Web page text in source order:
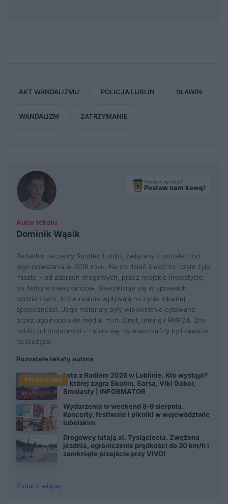
AKT WANDALIZMU POLICJA LUBLIN SŁAWIN
WANDALIZM ZATRZYMANIE
Autor tekstu
Dominik Wąsik
Podobał się tekst?
Postaw nam kawę!
Redaktor naczelny Spotted Lublin, związany z portalem od
jego powstania w 2016 roku. Na co dzień śledzi to, czym żyje
miasto – od zdarzeń drogowych, przez miejskie inwestycje,
po historie mieszkańców. Specjalizuje się w sprawach
codziennych, które realnie wpływają na życie lokalnej
społeczności. Jego materiały były wielokrotnie cytowane
przez ogólnopolskie media, m.in. Onet, Interię i RMF24. Zna
Lublin od podszewki – i stara się, by mieszkańcy byli zawsze
na bieżąco.
Pozostałe teksty autora
TYLKO U NAS
Lato z Radiem 2026 w Lublinie. Kto wystąpi?
O której zagra Skolim, Sarsa, Viki Gabor,
Smolasty | INFORMATOR
Wydarzenia w weekend 8-9 sierpnia.
Koncerty, festiwale i pikniki w województwie
lubelskim
Drogowcy łatają al. Tysiąclecia. Zwężona
jezdnia, ograniczenie prędkości do 30 km/h i
zamknięte przejście przy VIVO!
Zobacz więcej